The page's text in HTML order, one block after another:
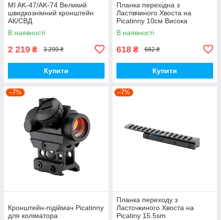
MI AK-47/AK-74 Великий
швидкознімний кронштейн
АК/СВД
В наявності
2 219 ₴ 3 299 ₴
Купити
Планка перехідна з
Ластівчиного Хвоста на
Picatinny 10см Висока
В наявності
618 ₴ 682 ₴
Купити
–7%
Кронштейн-підіймач Picatinny
для коліматора
–7%
Планка переходу з
Ласточкиного Хвоста на
Picatiny 15.5sm